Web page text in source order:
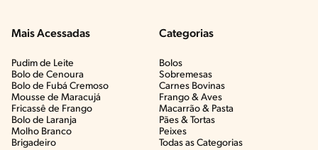
Mais Acessadas
Pudim de Leite
Bolo de Cenoura
Bolo de Fubá Cremoso
Mousse de Maracujá
Fricassê de Frango
Bolo de Laranja
Molho Branco
Brigadeiro
Categorias
Bolos
Sobremesas
Carnes Bovinas​
Frango & Aves​
Macarrão & Pasta​
Pães & Tortas​
Peixes
Todas as Categorias